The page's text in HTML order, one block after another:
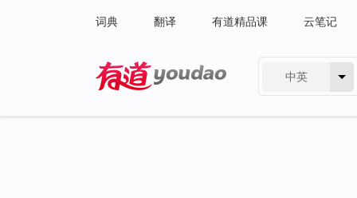
词典 翻译 有道精品课 云笔记
中英